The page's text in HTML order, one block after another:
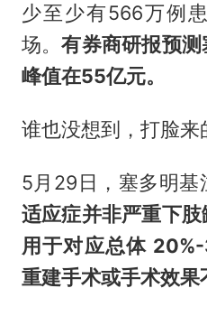
少至少有566万例
场。有券商研报预
峰值在55亿元。
谁也没想到，打脸来
5月29日，塞多明基
适应症并非严重下
用于对应总体
重建手术或手术效果